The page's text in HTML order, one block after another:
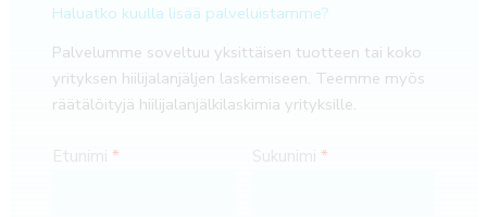
Haluatko kuulla lisää palveluistamme?
Palvelumme soveltuu yksittäisen tuotteen tai koko
yrityksen hiilijalanjäljen laskemiseen. Teemme myös
räätälöityjä hiilijalanjälkilaskimia yrityksille.
Etunimi Sukunimi